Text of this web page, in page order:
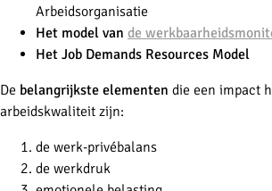
Arbeidsorganisatie
Het model van de
Het Job Demands Resources Model
De belangrijkste elementen die een impact
arbeidskwaliteit zijn:
de werk-privébalans
de werkdruk